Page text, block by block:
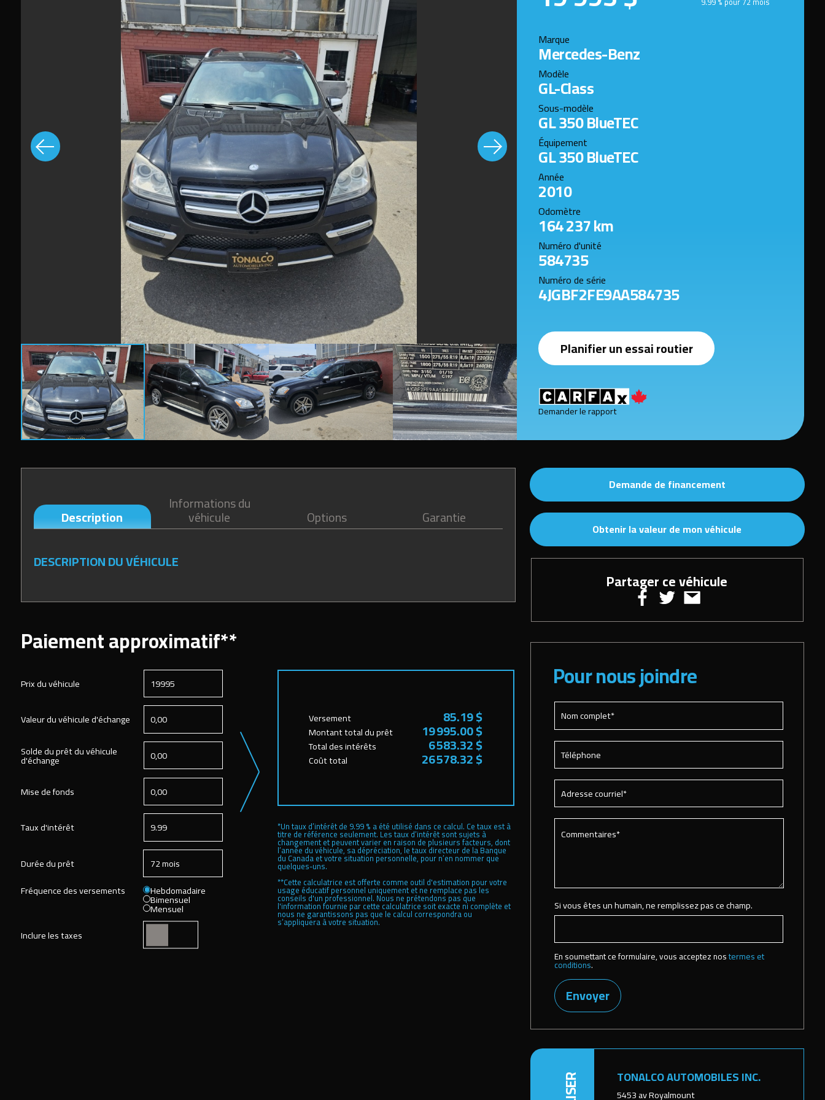
Marque
Mercedes-Benz
Modèle
GL-Class
Sous-modèle
GL 350 BlueTEC
Équipement
GL 350 BlueTEC
Année
2010
Odomètre
164 237 km
Numéro d'unité
584735
Numéro de série
4JGBF2FE9AA584735
Planifier un essai routier
Demander le rapport
Description
Informations du
véhicule Options
Garantie
DESCRIPTION DU VÉHICULE
Paiement approximatif**
Prix du véhicule
Valeur du véhicule d'échange
Solde du prêt du véhicule
d'échange
Mise de fonds
Taux d'intérêt
Durée du prêt
Fréquence des versements
Hebdomadaire
Bimensuel
Mensuel
Inclure les taxes
Versement 85.19 $
Montant total du prêt 19 995.00 $
Total des intérêts 6 583.32 $
Coût total 26 578.32 $
*Un taux d’intérêt de 9.99 % a été utilisé dans ce calcul. Ce taux est à
titre de référence seulement. Les taux d’intérêt sont sujets à
changement et peuvent varier en raison de plusieurs facteurs, dont
l’année du véhicule, sa dépréciation, le taux directeur de la Banque
du Canada et votre situation personnelle, pour n’en nommer que
quelques-uns.
**Cette calculatrice est offerte comme outil d'estimation pour votre
usage éducatif personnel uniquement et ne remplace pas les
conseils d'un professionnel. Nous ne prétendons pas que
l'information fournie par cette calculatrice soit exacte ni complète et
nous ne garantissons pas que le calcul correspondra ou
s’appliquera à votre situation.
Demande de financement
Obtenir la valeur de mon véhicule
Partager ce véhicule
Pour nous joindre
Si vous êtes un humain, ne remplissez pas ce champ.
En soumettant ce formulaire, vous acceptez nostermes et
conditions.
Envoyer
TONALCO AUTOMOBILES INC.
5453 av Royalmount